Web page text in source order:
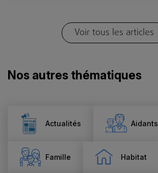
Voir tous les articles
Nos autres thématiques
Actualités Aidants
Famille Habitat